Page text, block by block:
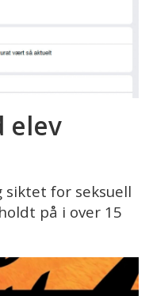
elev
for seksuell
på i over 15